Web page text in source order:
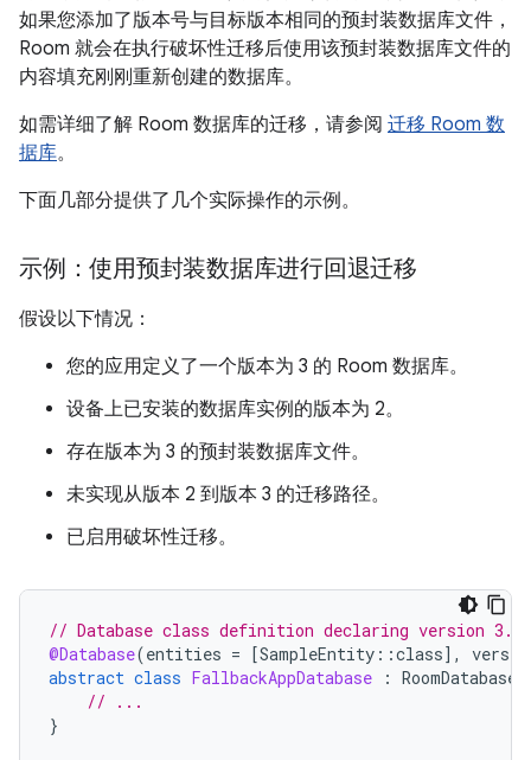
如果您添加了版本号与目标版本相同的预封装数据库文件，
Room 就会在执行破坏性迁移后使用该预封装数据库文件的
内容填充刚刚重新创建的数据库。
如需详细了解 Room 数据库的迁移，请参阅 迁移 Room 数
据库。
下面几部分提供了几个实际操作的示例。
示例：使用预封装数据库进行回退迁移
假设以下情况：
您的应用定义了一个版本为 3 的 Room 数据库。
设备上已安装的数据库实例的版本为 2。
存在版本为 3 的预封装数据库文件。
未实现从版本 2 到版本 3 的迁移路径。
已启用破坏性迁移。
// Database class definition declaring version 3.
@Database(entities = [SampleEntity ::class] ,
abstract class FallbackAppDatabase : RoomDatabase
// ...
}